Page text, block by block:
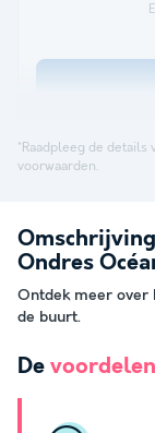
*Raadpleeg de details
voorwaarden.
Ondres
Ontdek meer over
de buurt.
De voordelen